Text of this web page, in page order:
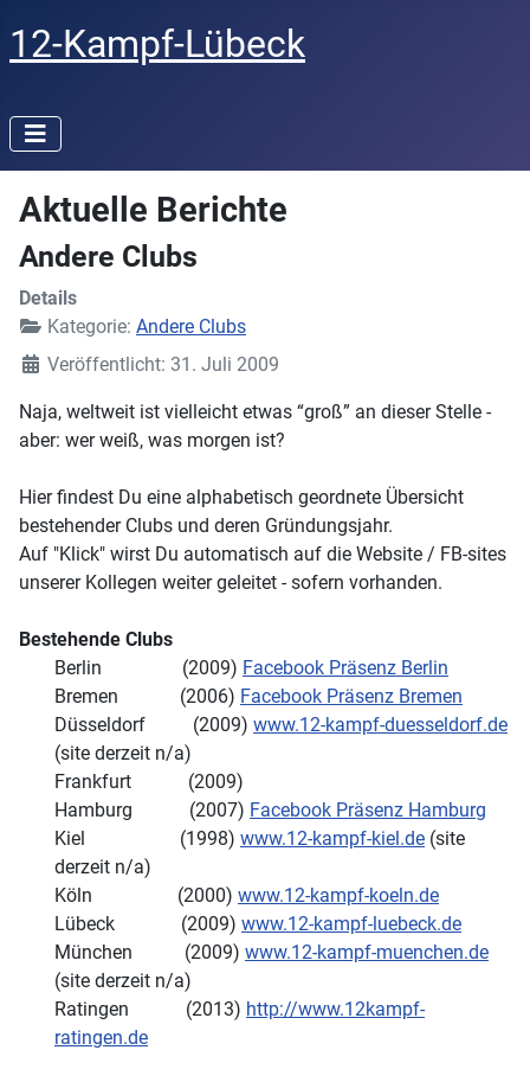
12-Kampf-Lübeck
Aktuelle Berichte
Andere Clubs
Details
Kategorie: Andere Clubs
Veröffentlicht: 31. Juli 2009
Naja, weltweit ist vielleicht etwas “groß” an dieser Stelle -
aber: wer weiß, was morgen ist?
Hier findest Du eine alphabetisch geordnete Übersicht
bestehender Clubs und deren Gründungsjahr.
Auf "Klick" wirst Du automatisch auf die Website / FB-sites
unserer Kollegen weiter geleitet - sofern vorhanden.
Bestehende Clubs
Berlin (2009) Facebook Präsenz Berlin
Bremen (2006) Facebook Präsenz Bremen
Düsseldorf (2009) www.12-kampf-duesseldorf.de
(site derzeit n/a)
Frankfurt (2009)
Hamburg (2007) Facebook Präsenz Hamburg
Kiel (1998) www.12-kampf-kiel.de (site
derzeit n/a)
Köln (2000) www.12-kampf-koeln.de
Lübeck (2009) www.12-kampf-luebeck.de
München (2009) www.12-kampf-muenchen.de
(site derzeit n/a)
Ratingen (2013) http://www.12kampf-
ratingen.de